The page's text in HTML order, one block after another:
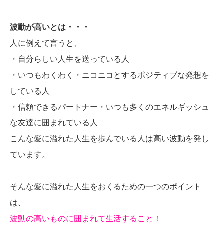
波動が高いとは・・・
人に例えて言うと、
・自分らしい人生を送っている人
・いつもわくわく・ニコニコとするポジティブな発想を
している人
・信頼できるパートナー・いつも多くのエネルギッシュ
な友達に囲まれている人
こんな愛に溢れた人生を歩んでいる人は高い波動を発し
ています。
そんな愛に溢れた人生をおくるための一つのポイント
は、
波動の高いものに囲まれて生活すること！